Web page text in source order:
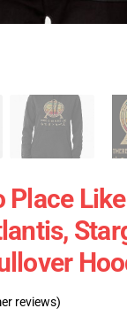
Place
reviews)